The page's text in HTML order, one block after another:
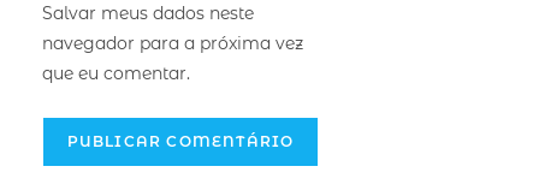
Salvar meus dados neste
navegador para a próxima vez
que eu comentar.